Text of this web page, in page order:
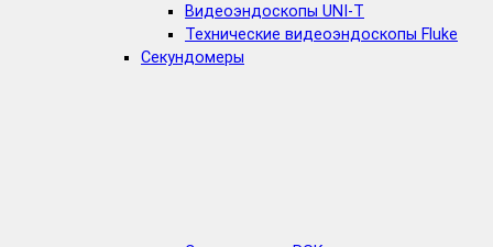
Видеоэндоскопы UNI-T
Технические видеоэндоскопы Fluke
Секундомеры